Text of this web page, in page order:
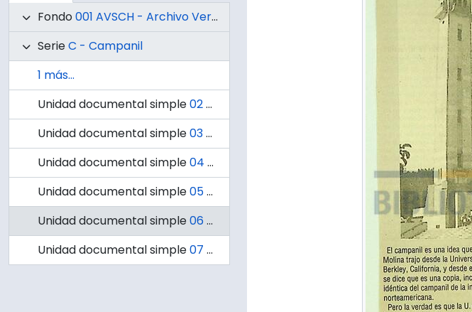
Fondo 001 AVSCH - Archivo Vertical Sala Chile
SerieC - Campanil
1 más...
Unidad documental simple02 - No, no fue bombardeado
Unidad documental simple03 - Breve historia del hombre que construyó el Campanil
Unidad documental simple04 - Novedades del Campanil
Unidad documental simple05 - Campanil
Unidad documental simple06 - Copia de una copia
Unidad documental simple07 - El Campanil